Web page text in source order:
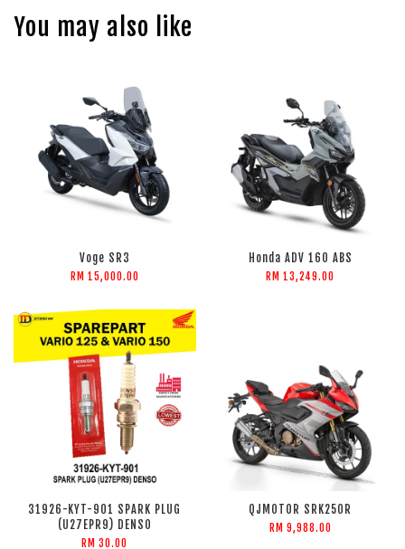
You may also like
Voge SR3
RM 15,000.00
Honda ADV 160 ABS
RM 13,249.00
31926-KYT-901 SPARK PLUG
(U27EPR9) DENSO
RM 30.00
QJMOTOR SRK250R
RM 9,988.00